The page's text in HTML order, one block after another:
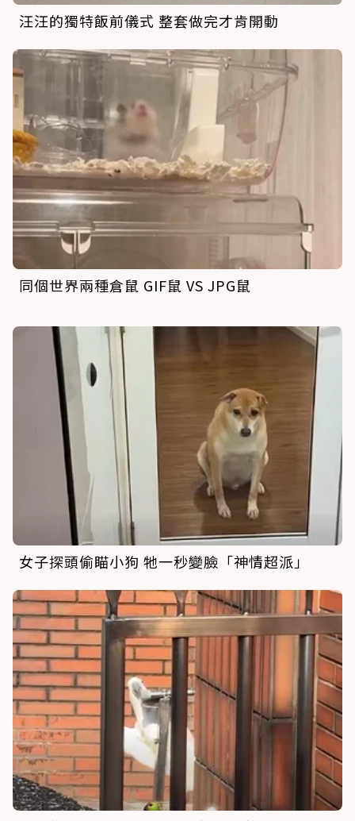
汪汪的獨特飯前儀式 整套做完才肯開動
同個世界兩種倉鼠 GIF鼠 VS JPG鼠
女子探頭偷瞄小狗 牠一秒變臉「神情超派」